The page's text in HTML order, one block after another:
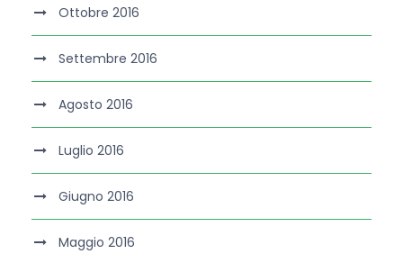
Ottobre 2016
Settembre 2016
Agosto 2016
Luglio 2016
Giugno 2016
Maggio 2016